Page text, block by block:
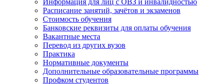
Информация для лиц с ОВЗ и инвалидностью
Расписание занятий, зачётов и экзаменов
Стоимость обучения
Банковские реквизиты для оплаты обучения
Вакантные места
Перевод из других вузов
Практика
Нормативные документы
Дополнительные образовательные программы
Профком студентов